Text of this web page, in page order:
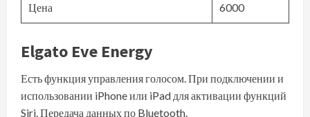
Цена 6000
Elgato Eve Energy
Есть функция управления голосом. При подключении и
использовании iPhone или iPad для активации функций
Siri. Передача данных по Bluetooth.